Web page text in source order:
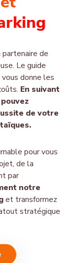
de
Le guide
donne les
En suivant
de votre
pour vous
de la
par
notre
et transformez
stratégique